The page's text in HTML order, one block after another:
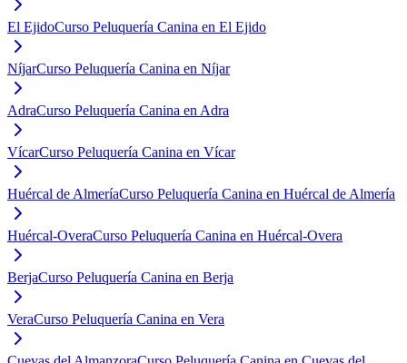
El EjidoCurso Peluquería Canina en El Ejido
NíjarCurso Peluquería Canina en Níjar
AdraCurso Peluquería Canina en Adra
VícarCurso Peluquería Canina en Vícar
Huércal de AlmeríaCurso Peluquería Canina en Huércal de Almería
Huércal-OveraCurso Peluquería Canina en Huércal-Overa
BerjaCurso Peluquería Canina en Berja
VeraCurso Peluquería Canina en Vera